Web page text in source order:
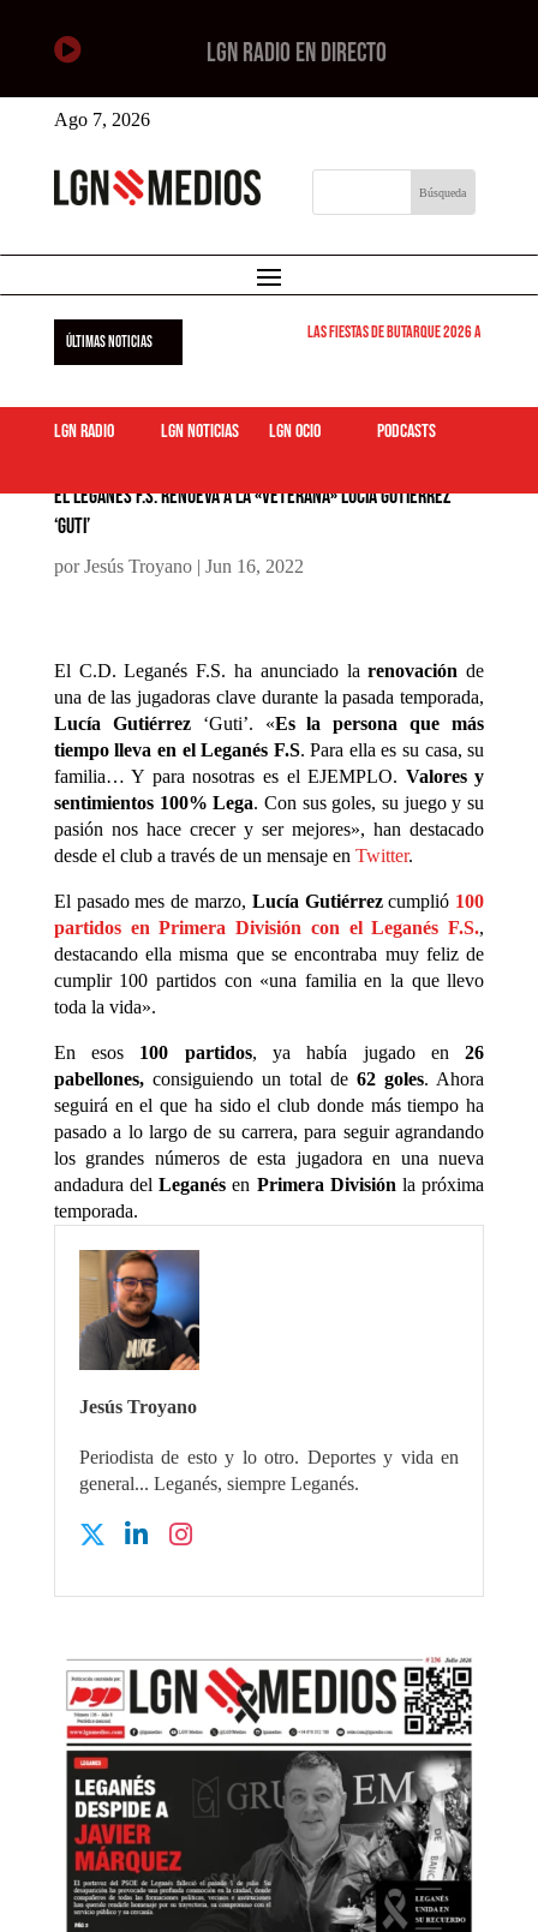
 LGN RADIO EN DIRECTO
Ago 7, 2026
ÚLTIMAS NOTICIAS Las Fiestas de Butarque 2026 arrancan
LGN Radio LGN Noticias LGN ocio podcasts
El Leganés F.S. renueva a la «veterana» Lucía Gutiérrez
‘Guti’
porJesús Troyano| Jun 16, 2022
El C.D. Leganés F.S. ha anunciado larenovación de
una de las jugadoras clave durante la pasada temporada,
Lucía Gutiérrez‘Guti’. «Es la persona que más
tiempo lleva en el Leganés F.S. Para ella es su casa, su
familia… Y para nosotras es el EJEMPLO. Valores y
sentimientos 100% Lega. Con sus goles, su juego y su
pasión nos hace crecer y ser mejores», han destacado
desde el club a través de un mensaje en Twitter.
El pasado mes de marzo, Lucía Gutiérrezcumplió 100
partidos en Primera División con el Leganés F.S.,
destacando ella misma que se encontraba muy feliz de
cumplir 100 partidos con «una familia en la que llevo
toda la vida».
En esos 100 partidos, ya había jugado en26
pabellones,consiguiendo un total de62 goles. Ahora
seguirá en el que ha sido el club donde más tiempo ha
pasado a lo largo de su carrera, para seguir agrandando
los grandes números de esta jugadora en una nueva
andadura delLeganés en Primera Divisiónla próxima
temporada.
Jesús Troyano
Periodista de esto y lo otro. Deportes y vida en
general... Leganés, siempre Leganés.